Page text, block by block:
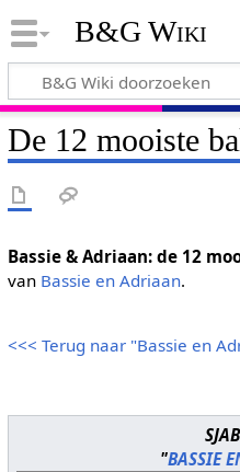
B&G Wiki
De 12 mooiste
Bassie & Adriaan: de 12
van Bassie en Adriaan.
<<< Terug naar "Bassie en
"BASSIE